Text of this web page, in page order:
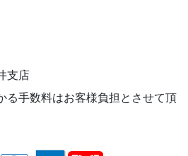
支店
る手数料はお客様負担とさせて頂